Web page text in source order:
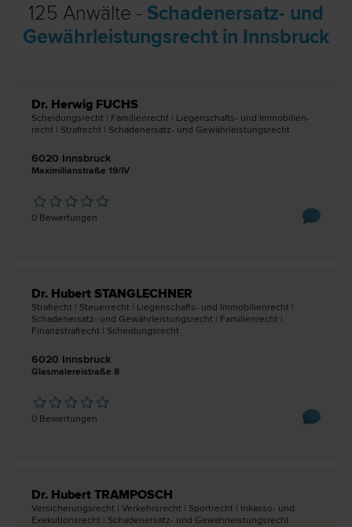
125 Anwälte - Schadenersatz- und
Gewährleistungsrecht in Innsbruck
Dr. Herwig FUCHS
Scheidungs­recht | Familien­recht | Liegenschafts- und Immobilien­
recht | Straf­recht | Schadenersatz- und Gewährleistungs­recht
6020 Innsbruck
Maximilianstraße 19/IV
0 Bewertungen
Dr. Hubert STANGLECHNER
Straf­recht | Steuer­recht | Liegenschafts- und Immobilien­recht |
Schadenersatz- und Gewährleistungs­recht | Familien­recht |
Finanzstraf­recht | Scheidungs­recht
6020 Innsbruck
Glasmalereistraße 8
0 Bewertungen
Dr. Hubert TRAMPOSCH
Versicherungs­recht | Verkehrs­recht | Sport­recht | Inkasso- und
Exekutions­recht | Schadenersatz- und Gewährleistungs­recht